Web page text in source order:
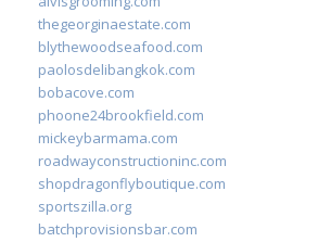
thegeorginaestate.com
blythewoodseafood.com
paolosdelibangkok.com
bobacove.com
phoone24brookfield.com
mickeybarmama.com
roadwayconstructioninc.com
shopdragonflyboutique.com
sportszilla.org
batchprovisionsbar.com